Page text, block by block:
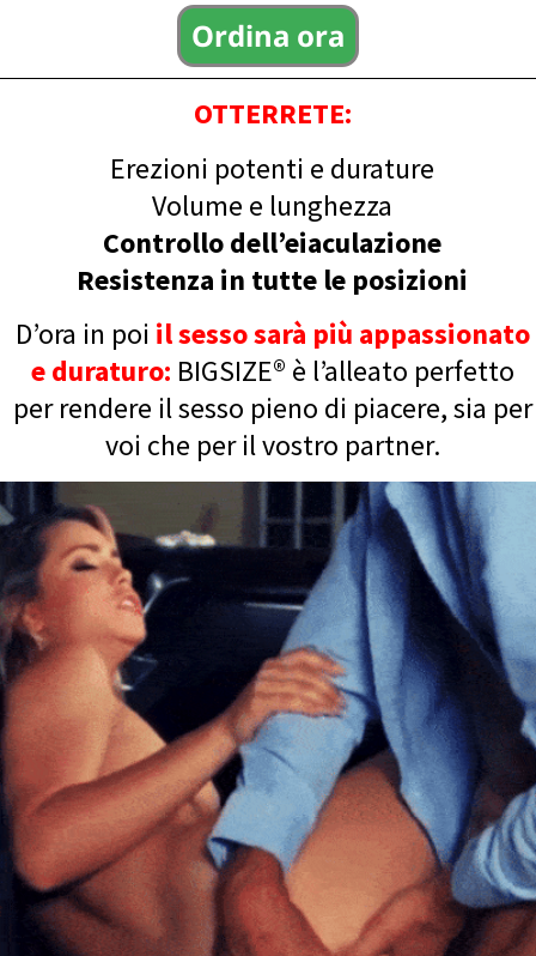
Ordina ora
OTTERRETE:
Erezioni potenti e durature
Volume e lunghezza
Controllo dell’eiaculazione
Resistenza in tutte le posizioni
D’ora in poi il sesso sarà più appassionato
e duraturo: BIGSIZE® è l’alleato perfetto
per rendere il sesso pieno di piacere, sia per
voi che per il vostro partner.